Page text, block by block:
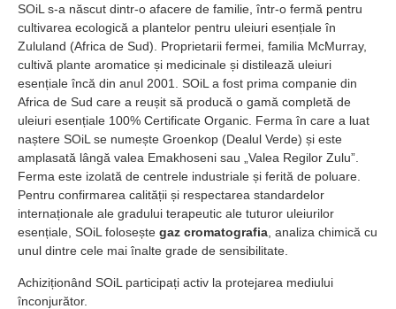
SOiL s-a născut dintr-o afacere de familie, într-o fermă pentru
cultivarea ecologică a plantelor pentru uleiuri esențiale în
Zululand (Africa de Sud). Proprietarii fermei, familia McMurray,
cultivă plante aromatice și medicinale și distilează uleiuri
esențiale încă din anul 2001. SOiL a fost prima companie din
Africa de Sud care a reușit să producă o gamă completă de
uleiuri esențiale 100% Certificate Organic. Ferma în care a luat
naștere SOiL se numește Groenkop (Dealul Verde) și este
amplasată lângă valea Emakhoseni sau „Valea Regilor Zulu”.
Ferma este izolată de centrele industriale și ferită de poluare.
Pentru confirmarea calității și respectarea standardelor
internaționale ale gradului terapeutic ale tuturor uleiurilor
esențiale, SOiL folosește gaz cromatografia , analiza chimică cu
unul dintre cele mai înalte grade de sensibilitate.
Achiziționând SOiL participați activ la protejarea mediului
înconjurător.